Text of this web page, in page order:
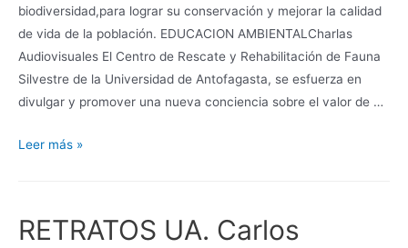
biodiversidad,para lograr su conservación y mejorar la calidad
de vida de la población. EDUCACION AMBIENTALCharlas
Audiovisuales El Centro de Rescate y Rehabilitación de Fauna
Silvestre de la Universidad de Antofagasta, se esfuerza en
divulgar y promover una nueva conciencia sobre el valor de …
Leer más »
RETRATOS UA. Carlos